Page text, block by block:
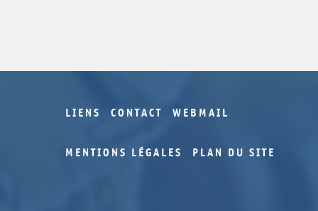
LIENS CONTACT WEBMAIL
MENTIONS LÉGALES PLAN DU SITE